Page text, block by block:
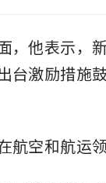
duty raised
，他表示，
台激励措施
航空和航运